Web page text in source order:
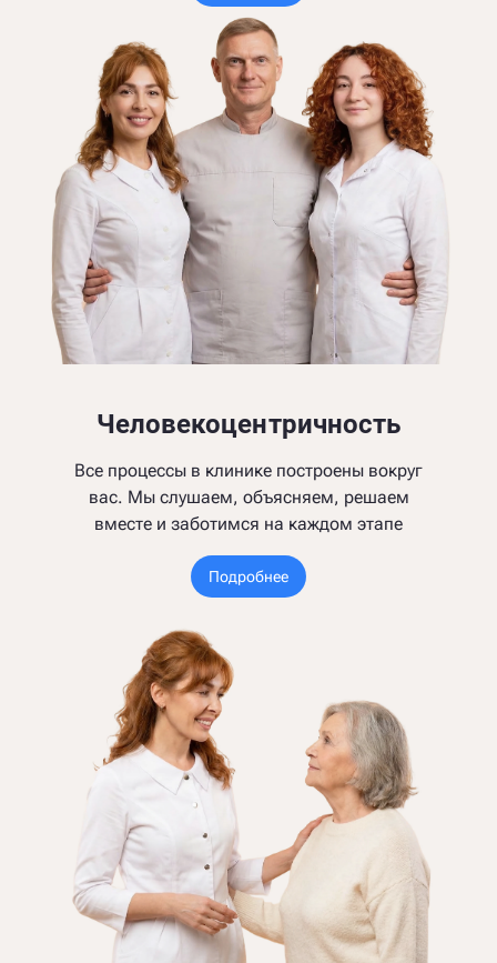
Человекоцентричность
Все процессы в клинике построены вокруг
вас. Мы слушаем, объясняем, решаем
вместе и заботимся на каждом этапе
Подробнее